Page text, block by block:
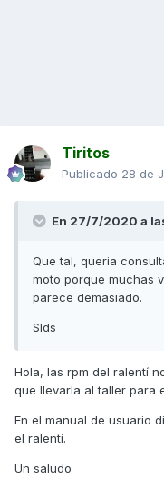
Tiritos
Publicado 28 de
En 27/7/2020 a
Que tal, queria
moto porque muchas
parece demasiado.
Slds
Hola, las rpm del ralentí
que llevarla al taller para
En el manual de usuario
el ralentí.
Un saludo